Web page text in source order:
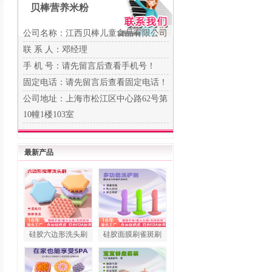
贝棒营养米粉
公司名称：江西贝棒儿童食品有限公司
联 系 人：邓经理
手 机 号： 请先留言后查看手机号！
固定电话： 请先留言后查看固定电话！
公司地址：上海市松江区中心路62号第
10幢1楼103室
最新产品
硅胶六边形洗头刷 硅胶面膜刷雀斑刷